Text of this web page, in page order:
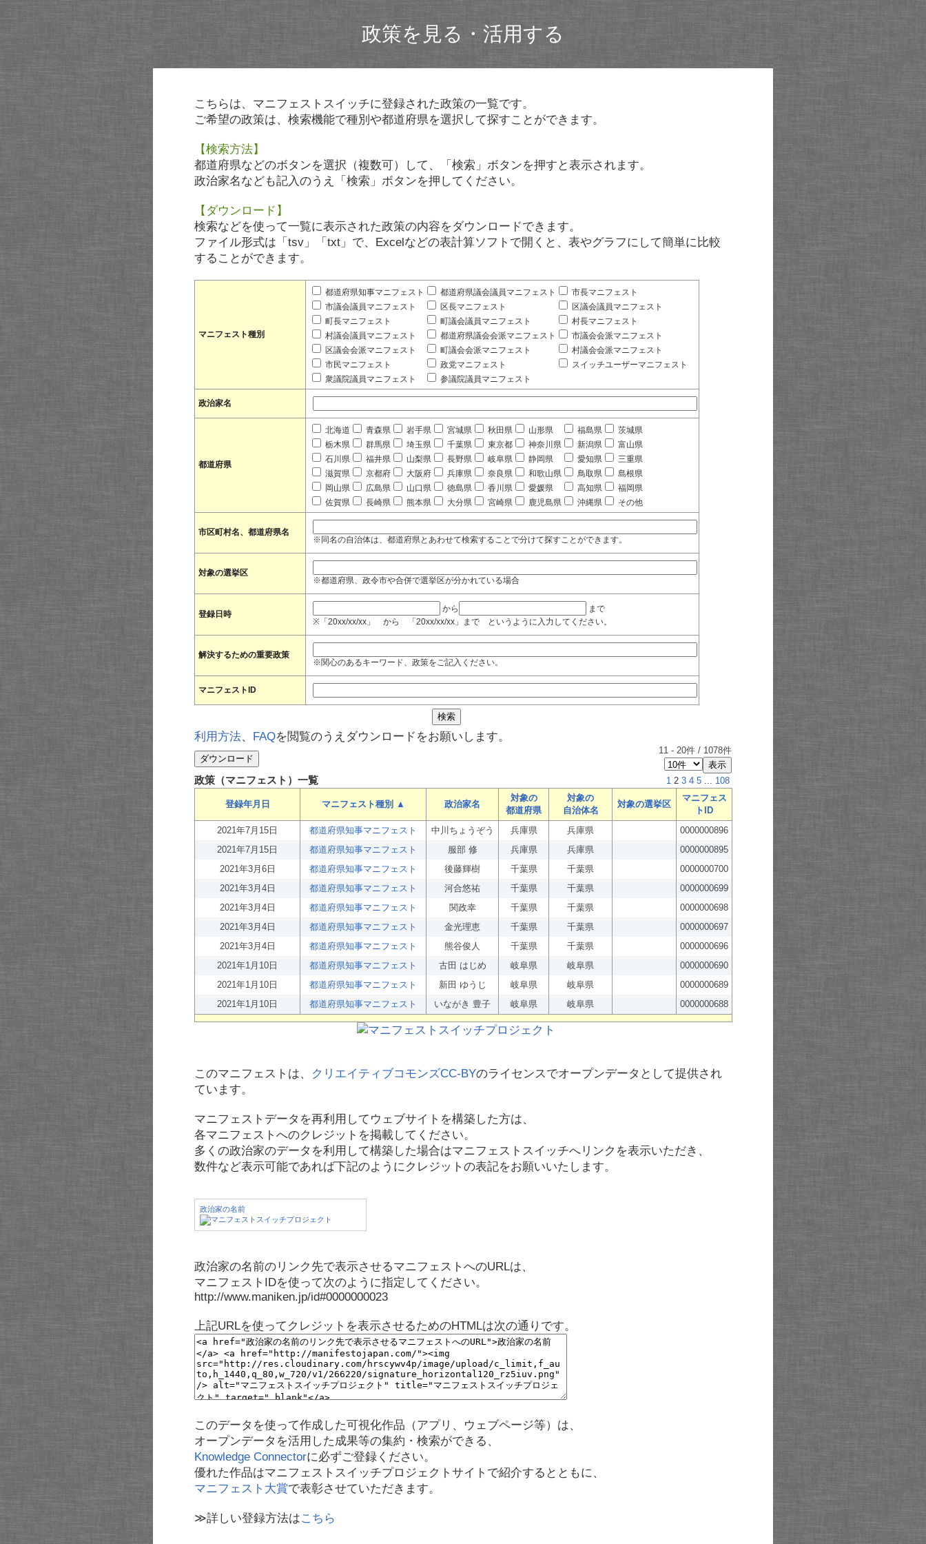
政策を見る・活用する
こちらは、マニフェストスイッチに登録された政策の一覧です。
ご希望の政策は、検索機能で種別や都道府県を選択して探すことができます。
【検索方法】
都道府県などのボタンを選択（複数可）して、「検索」ボタンを押すと表示されます。
政治家名なども記入のうえ「検索」ボタンを押してください。
【ダウンロード】
検索などを使って一覧に表示された政策の内容をダウンロードできます。
ファイル形式は「tsv」「txt」で、Excelなどの表計算ソフトで開くと、表やグラフにして簡単に比較
することができます。
マニフェスト種別
都道府県知事マニフェスト 都道府県議会議員マニフェスト
市長マニフェスト
市議会議員マニフェスト
区長マニフェスト
区議会議員マニフェスト
町長マニフェスト
町議会議員マニフェスト
村長マニフェスト
村議会議員マニフェスト
都道府県議会会派マニフェスト
市議会会派マニフェスト
区議会会派マニフェスト
町議会会派マニフェスト
村議会会派マニフェスト
市民マニフェスト
政党マニフェスト
スイッチユーザーマニフェスト
衆議院議員マニフェスト
参議院議員マニフェスト
政治家名
都道府県
北海道 青森県 岩手県 宮城県 秋田県 山形県 福島県
茨城県
栃木県
群馬県 埼玉県 千葉県 東京都 神奈川県 新潟県
富山県
石川県
福井県 山梨県 長野県 岐阜県 静岡県 愛知県
三重県
滋賀県
京都府 大阪府 兵庫県 奈良県 和歌山県 鳥取県
島根県
岡山県
広島県 山口県 徳島県 香川県 愛媛県 高知県
福岡県
佐賀県
長崎県 熊本県 大分県 宮崎県 鹿児島県 沖縄県 その他
市区町村名、都道府県名
※同名の自治体は、都道府県とあわせて検索することで分けて探すことができます。
対象の選挙区
※都道府県、政令市や合併で選挙区が分かれている場合
登録日時
から
まで
※「20xx/xx/xx」 から 「20xx/xx/xx」まで というように入力してください。
解決するための重要政策
※関心のあるキーワード、政策をご記入ください。
マニフェストID
利用方法、 FAQを閲覧のうえダウンロードをお願いします。
11 - 20件 / 1078件
政策（マニフェスト）一覧 1 2 3 4 5 ... 108
登録年月日 マニフェスト種別 ▲ 政治家名
対象の
都道府県
対象の
自治体名
対象の選挙区
マニフェス
トID
2021年7月15日
都道府県知事マニフェスト 中川ちょうぞう 兵庫県 兵庫県
0000000896
2021年7月15日
都道府県知事マニフェスト 服部 修 兵庫県 兵庫県
0000000895
2021年3月6日
都道府県知事マニフェスト 後藤輝樹 千葉県 千葉県
0000000700
2021年3月4日
都道府県知事マニフェスト 河合悠祐 千葉県 千葉県
0000000699
2021年3月4日
都道府県知事マニフェスト 関政幸 千葉県 千葉県
0000000698
2021年3月4日
都道府県知事マニフェスト 金光理恵 千葉県 千葉県
0000000697
2021年3月4日
都道府県知事マニフェスト 熊谷俊人 千葉県 千葉県
0000000696
2021年1月10日
都道府県知事マニフェスト 古田 はじめ 岐阜県 岐阜県
0000000690
2021年1月10日
都道府県知事マニフェスト 新田 ゆうじ 岐阜県 岐阜県
0000000689
2021年1月10日
都道府県知事マニフェスト いながき 豊子 岐阜県 岐阜県 0000000688
このマニフェストは、 クリエイティブコモンズCC-BYのライセンスでオープンデータとして提供され
ています。
マニフェストデータを再利用してウェブサイトを構築した方は、
各マニフェストへのクレジットを掲載してください。
多くの政治家のデータを利用して構築した場合はマニフェストスイッチへリンクを表示いただき、
数件など表示可能であれば下記のようにクレジットの表記をお願いいたします。
政治家の名前
政治家の名前のリンク先で表示させるマニフェストへのURLは、
マニフェストIDを使って次のように指定してください。
http://www.maniken.jp/id#0000000023
上記URLを使ってクレジットを表示させるためのHTMLは次の通りです。
このデータを使って作成した可視化作品（アプリ、ウェブページ等）は、
オープンデータを活用した成果等の集約・検索ができる、
Knowledge Connectorに必ずご登録ください。
優れた作品はマニフェストスイッチプロジェクトサイトで紹介するとともに、
マニフェスト大賞で表彰させていただきます。
≫詳しい登録方法はこちら